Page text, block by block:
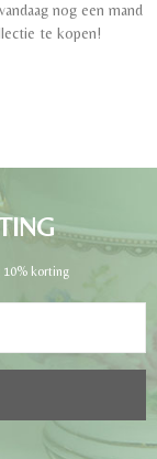
nog een mand
te kopen!
10% korting